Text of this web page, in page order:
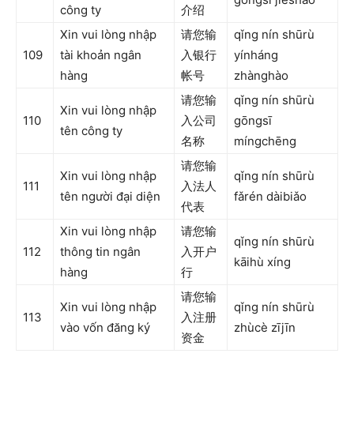
công ty 介绍
109
Xin vui lòng nhập
tài khoản ngân
hàng
请您输
入银行
帐号
qǐng nín shūrù
yínháng
zhànghào
110
Xin vui lòng nhập
tên công ty
请您输
入公司
名称
qǐng nín shūrù
gōngsī
míngchēng
111
Xin vui lòng nhập
tên người đại diện
请您输
入法人
代表
qǐng nín shūrù
fǎrén dàibiǎo
112
Xin vui lòng nhập
thông tin ngân
hàng
请您输
入开户
行
qǐng nín shūrù
kāihù xíng
113
Xin vui lòng nhập
vào vốn đăng ký
请您输
入注册
资金
qǐng nín shūrù
zhùcè zījīn